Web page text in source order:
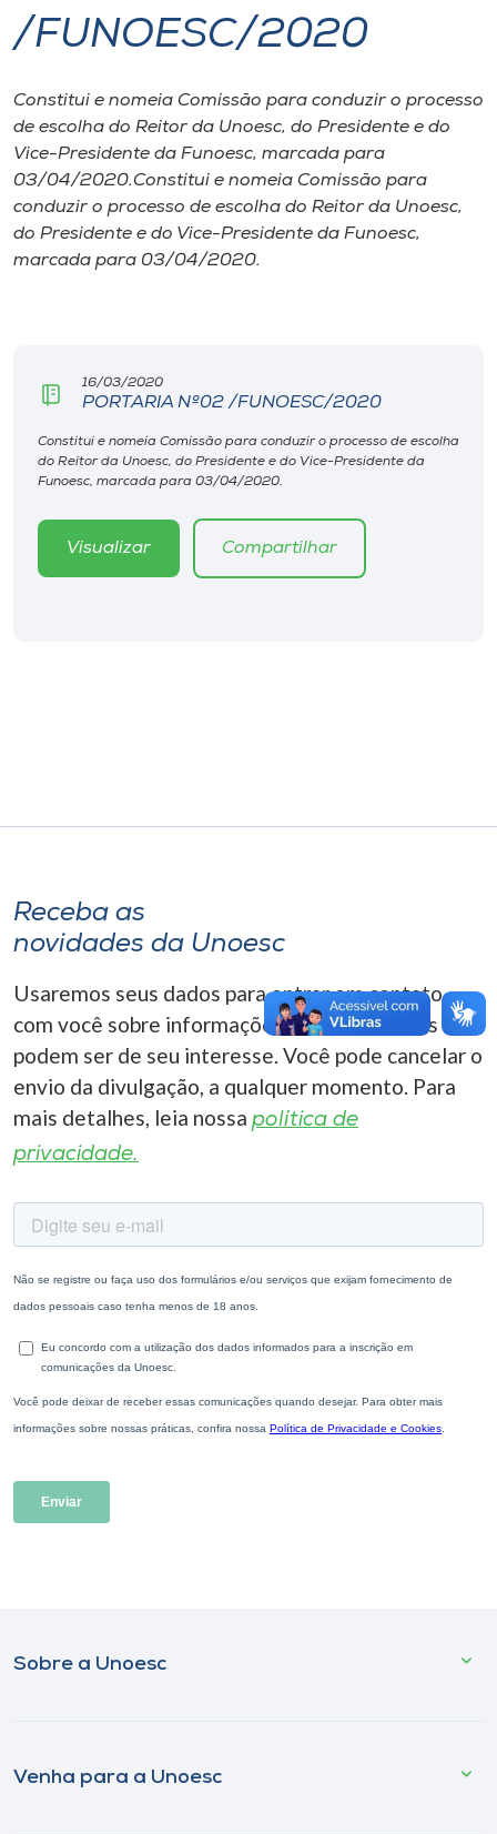
I.nova
Diplomados
Cultura
Editora
Rádio
Unoesc
/FUNOESC/2020
Constitui e nomeia Comissão para conduzir o processo
de escolha do Reitor da Unoesc, do Presidente e do
Vice-Presidente da Funoesc, marcada para
03/04/2020.Constitui e nomeia Comissão para
conduzir o processo de escolha do Reitor da Unoesc,
do Presidente e do Vice-Presidente da Funoesc,
marcada para 03/04/2020.
16/03/2020
PORTARIA Nº02 /FUNOESC/2020
Constitui e nomeia Comissão para conduzir o processo de escolha
do Reitor da Unoesc, do Presidente e do Vice-Presidente da
Funoesc, marcada para 03/04/2020.
Visualizar Compartilhar
Receba as
novidades da Unoesc
Usaremos seus dados para entrar em contato
com você sobre informações correlacionadas que
podem ser de seu interesse. Você pode cancelar o
envio da divulgação, a qualquer momento. Para
mais detalhes, leia nossa política de
privacidade.
Sobre a Unoesc
Venha para a Unoesc